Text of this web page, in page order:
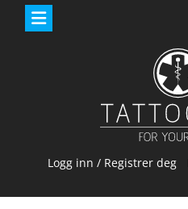
Logg inn / Registrer deg